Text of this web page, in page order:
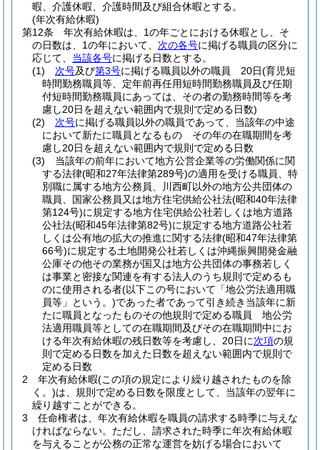
暇、介護休暇、介護時間及び組合休暇とする。
(年次有給休暇)
第12条
年次有給休暇は、1の年ごとにおける休暇とし、そ
の日数は、1の年において、 次の各号に掲げる職員の区分に
応じて、 当該各号に掲げる日数とする。
(1)
次号及び第3号に掲げる職員以外の職員 20日(育児短
時間勤務職員等、定年前再任用短時間勤務職員及び任期
付短時間勤務職員にあっては、その者の勤務時間等を考
慮し20日を超えない範囲内で規則で定める日数)
(2)
次号に掲げる職員以外の職員であって、当該年の中途
において新たに職員となるもの その年の在職期間を考
慮し20日を超えない範囲内で規則で定める日数
(3)
当該年の前年において地方公営企業等の労働関係に関
する法律(昭和27年法律第289号)の適用を受ける職員、特
別職に属する地方公務員、川西町以外の地方公共団体の
職員、国家公務員又は地方住宅供給公社法(昭和40年法律
第124号)に規定する地方住宅供給公社若しくは地方道路
公社法(昭和45年法律第82号)に規定する地方道路公社若
しくは公有地の拡大の推進に関する法律(昭和47年法律第
66号)に規定する土地開発公社若しくは沖縄振興開発金融
公庫その他その業務が国又は地方公共団体の事務若しく
は事業と密接な関連を有する法人のうち規則で定めるも
のに使用される者(以下この号において「地公労法適用職
員等」という。)であった者であって引き続き当該年に新
たに職員となったものその他規則で定める職員 地公労
法適用職員等としての在職期間及びその在職期間中にお
ける年次有給休暇の残日数等を考慮し、20日に次項の規
則で定める日数を加えた日数を超えない範囲内で規則で
定める日数
2
年次有給休暇(この項の規定により繰り越されたものを除
く。)は、規則で定める日数を限度として、当該年の翌年に
繰り越すことができる。
3
任命権者は、年次有給休暇を職員の請求する時季に与えな
ければならない。 ただし、請求された時季に年次有給休暇
を与えることが公務の正常な運営を妨げる場合において